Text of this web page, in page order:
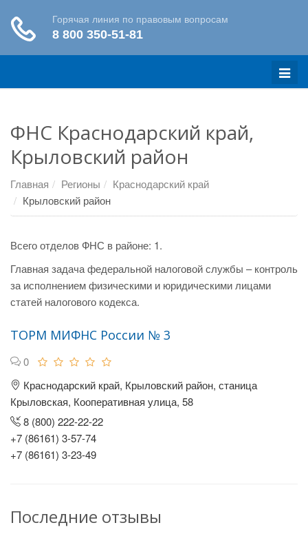
Меню
ФНС Краснодарский край,
Крыловский район
Главная Регионы
Краснодарский край
Крыловский район
Всего отделов ФНС в районе: 1.
Главная задача федеральной налоговой службы – контроль
за исполнением физическими и юридическими лицами
статей налогового кодекса.
ТОРМ МИФНС России № 3
0
Краснодарский край, Крыловский район, станица
Крыловская, Кооперативная улица, 58
8 (800) 222-22-22
+7 (86161) 3-57-74
+7 (86161) 3-23-49
Последние отзывы